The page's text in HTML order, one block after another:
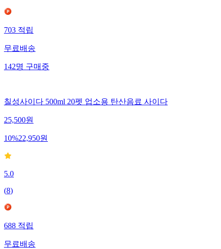
703 적립
무료배송
142명 구매중
칠성사이다 500ml 20펫 업소용 탄산음료 사이다
25,500원
10%22,950원
5.0
(8)
688 적립
무료배송